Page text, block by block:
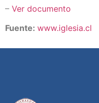
– Ver documento
Fuente: www.iglesia.cl